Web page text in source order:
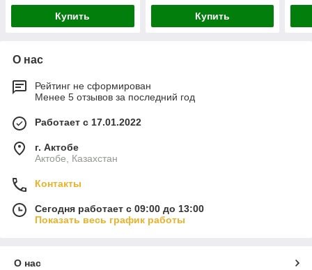
Купить Купить
О нас
Рейтинг не сформирован
Менее 5 отзывов за последний год
Работает с 17.01.2022
г. Актобе
Актобе, Казахстан
Контакты
Сегодня работает с 09:00 до 13:00
Показать весь график работы
О нас